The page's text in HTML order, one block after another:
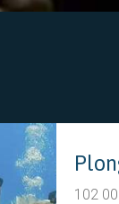
102